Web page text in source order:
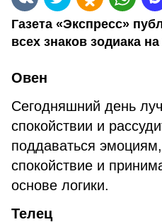
Газета «Экспресс»
всех знаков зодиака
Овен
Сегодняшний день
спокойствии и
поддаваться
спокойствие и
основе логики.
Телец